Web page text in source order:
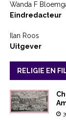
Wanda F
Eindredacteur
Ilan Roos
Uitgever
RELIGIE EN